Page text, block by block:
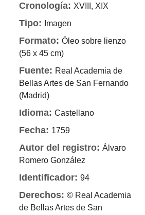
Cronología:XVIII, XIX
Tipo: Imagen
Formato:Óleo sobre lienzo
(56 x 45 cm)
Fuente: Real Academia de
Bellas Artes de San Fernando
(Madrid)
Idioma:Castellano
Fecha: 1759
Autor del registro:Álvaro
Romero González
Identificador:94
Derechos:© Real Academia
de Bellas Artes de San